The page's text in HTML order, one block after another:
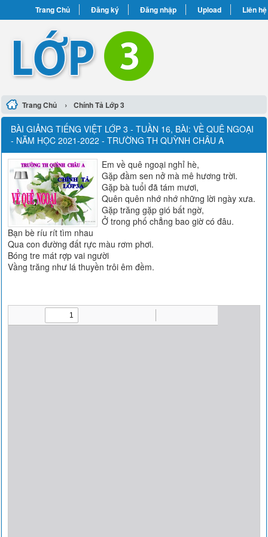
Trang Chủ Đăng ký Đăng nhập Upload Liên hệ
Trang Chủ › Chính Tả Lớp 3
BÀI GIẢNG TIẾNG VIỆT LỚP 3 - TUẦN 16, BÀI: VỀ QUÊ NGOẠI
- NĂM HỌC 2021-2022 - TRƯỜNG TH QUỲNH CHÂU A
Em về quê ngoại nghỉ hè,
Gặp đầm sen nở mà mê hương trời.
Gặp bà tuổi đã tám mươi,
Quên quên nhớ nhớ những lời ngày xưa.
Gặp trăng gặp gió bất ngờ,
Ở trong phố chẳng bao giờ có đâu.
Bạn bè ríu rít tìm nhau
Qua con đường đất rực màu rơm phơi.
Bóng tre mát rợp vai người
Vầng trăng như lá thuyền trôi êm đềm.